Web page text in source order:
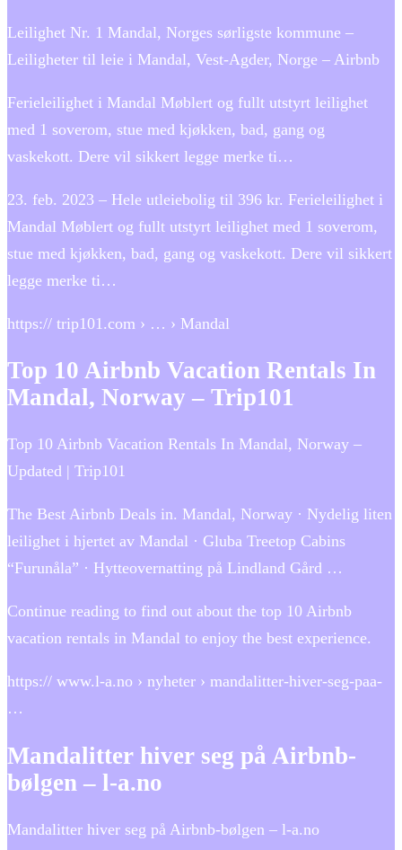
Leilighet Nr. 1 Mandal, Norges sørligste kommune –
Leiligheter til leie i Mandal, Vest-Agder, Norge – Airbnb
Ferieleilighet i Mandal Møblert og fullt utstyrt leilighet
med 1 soverom, stue med kjøkken, bad, gang og
vaskekott. Dere vil sikkert legge merke ti…
23. feb. 2023 – Hele utleiebolig til 396 kr. Ferieleilighet i
Mandal Møblert og fullt utstyrt leilighet med 1 soverom,
stue med kjøkken, bad, gang og vaskekott. Dere vil sikkert
legge merke ti…
https:// trip101.com › … › Mandal
Top 10 Airbnb Vacation Rentals In
Mandal, Norway – Trip101
Top 10 Airbnb Vacation Rentals In Mandal, Norway –
Updated | Trip101
The Best Airbnb Deals in. Mandal, Norway · Nydelig liten
leilighet i hjertet av Mandal · Gluba Treetop Cabins
“Furunåla” · Hytteovernatting på Lindland Gård …
Continue reading to find out about the top 10 Airbnb
vacation rentals in Mandal to enjoy the best experience.
https:// www.l-a.no › nyheter › mandalitter-hiver-seg-paa-
…
Mandalitter hiver seg på Airbnb-
bølgen – l-a.no
Mandalitter hiver seg på Airbnb-bølgen – l-a.no